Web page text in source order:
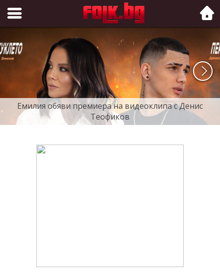
Folk.bg
Емилия обяви премиера на видеоклипа с Денис
Теофиков